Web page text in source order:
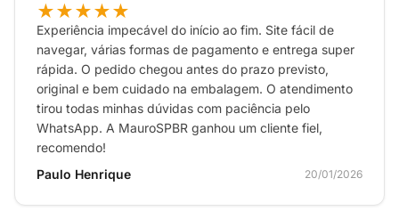
★★★★★
Experiência impecável do início ao fim. Site fácil de
navegar, várias formas de pagamento e entrega super
rápida. O pedido chegou antes do prazo previsto,
original e bem cuidado na embalagem. O atendimento
tirou todas minhas dúvidas com paciência pelo
WhatsApp. A MauroSPBR ganhou um cliente fiel,
recomendo!
Paulo Henrique
20/01/2026